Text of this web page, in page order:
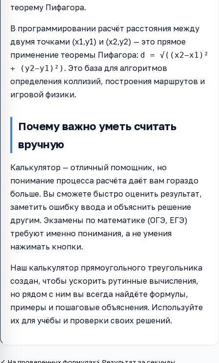
теорему Пифагора.
В программировании расчёт расстояния между
двумя точками (x1,y1) и (x2,y2) — это прямое
применение теоремы Пифагора: d = √((x2−x1)²
+ (y2−y1)²) . Это база для алгоритмов
определения коллизий, построения маршрутов и
игровой физики.
Почему важно уметь считать
вручную
Калькулятор — отличный помощник, но
понимание процесса расчёта даёт вам гораздо
больше. Вы сможете быстро оценить результат,
заметить ошибку ввода и объяснить решение
другим. Экзамены по математике (ОГЭ, ЕГЭ)
требуют именно понимания, а не умения
нажимать кнопки.
Наш калькулятор прямоугольного треугольника
создан, чтобы ускорить рутинные вычисления,
но рядом с ним вы всегда найдёте формулы,
примеры и пошаговые объяснения. Используйте
их для учёбы и проверки своих решений.